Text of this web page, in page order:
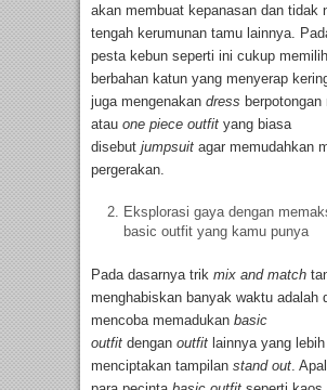
akan membuat kepanasan dan tidak
tengah kerumunan tamu lainnya.
pesta kebun seperti ini cukup
berbahan katun yang menyerap
juga mengenakan dress berpotongan
atau one piece outfit yang biasa
disebut jumpsuit agar memudahkan
pergerakan.
Eksplorasi gaya dengan
basic outfit yang kamu punya
Pada dasarnya trik mix and match
menghabiskan banyak waktu adalah
mencoba memadukan basic
outfit dengan outfit lainnya yang
menciptakan tampilan stand out .